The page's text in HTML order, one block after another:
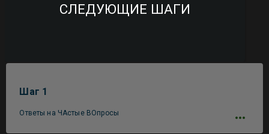
СЛЕДУЮЩИЕ ШАГИ
Шаг 1
Ответы на ЧАстые ВОпросы